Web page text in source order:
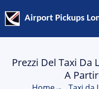
Airport Pickups
Prezzi Del Taxi Da
A